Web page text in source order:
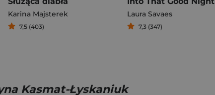
Karina Majsterek
7,5 (403)
Laura Savaes
7,3 (347)
Kasmat-Łyskaniuk